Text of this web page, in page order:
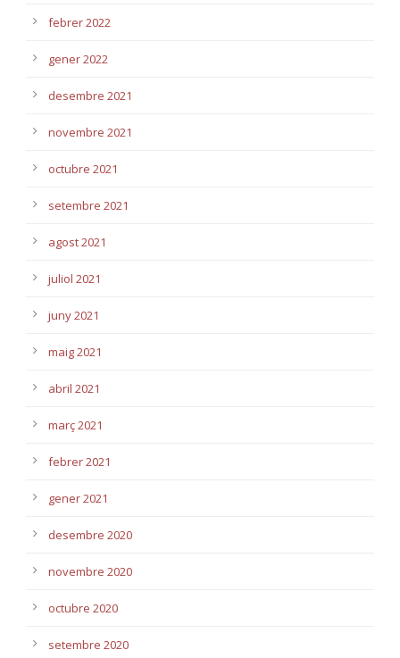
febrer 2022
gener 2022
desembre 2021
novembre 2021
octubre 2021
setembre 2021
agost 2021
juliol 2021
juny 2021
maig 2021
abril 2021
març 2021
febrer 2021
gener 2021
desembre 2020
novembre 2020
octubre 2020
setembre 2020